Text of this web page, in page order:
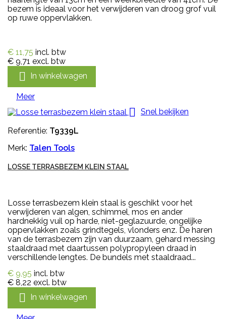
bezem is ideaal voor het verwijderen van droog grof vuil
op ruwe oppervlakken.
€ 11,75 incl. btw
€ 9,71 excl. btw
 In winkelwagen
Meer
 Snel bekijken
Referentie: T9339L
Merk: Talen Tools
LOSSE TERRASBEZEM KLEIN STAAL
Losse terrasbezem klein staal is geschikt voor het
verwijderen van algen, schimmel, mos en ander
hardnekkig vuil op harde, niet-geglazuurde, ongelijke
oppervlakken zoals grindtegels, vlonders enz. De haren
van de terrasbezem zijn van duurzaam, gehard messing
staaldraad met daartussen polypropyleen draad in
verschillende lengtes. De bundels met staaldraad...
€ 9,95 incl. btw
€ 8,22 excl. btw
 In winkelwagen